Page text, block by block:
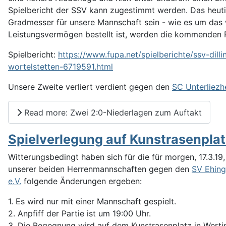
Spielbericht der SSV kann zugestimmt werden. Das
Gradmesser für unsere Mannschaft sein - wie es um das
Leistungsvermögen bestellt ist, werden die kommenden
Spielbericht: https://www.fupa.net/spielberichte/ssv-
wortelstetten-6719591.html
Unsere Zweite verliert verdient gegen den SC
Read more: Zwei 2:0-Niederlagen zum Auftakt
Spielverlegung auf
Witterungsbedingt haben sich für die für morgen,
unserer beiden Herrenmannschaften gegen den SV
e.V. folgende Änderungen ergeben:
1. Es wird nur mit einer Mannschaft gespielt.
2. Anpfiff der Partie ist um 19:00 Uhr.